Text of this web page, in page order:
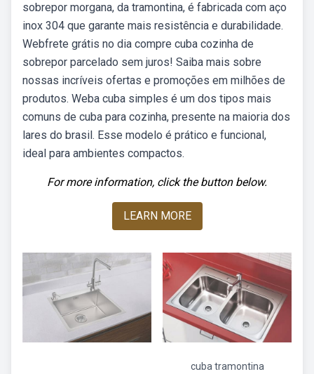
sobrepor morgana, da tramontina, é fabricada com aço
inox 304 que garante mais resistência e durabilidade.
Webfrete grátis no dia compre cuba cozinha de
sobrepor parcelado sem juros! Saiba mais sobre
nossas incríveis ofertas e promoções em milhões de
produtos. Weba cuba simples é um dos tipos mais
comuns de cuba para cozinha, presente na maioria dos
lares do brasil. Esse modelo é prático e funcional,
ideal para ambientes compactos.
For more information, click the button below.
LEARN MORE
cuba tramontina